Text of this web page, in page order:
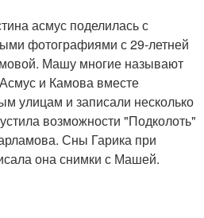
асмус поделилась с
фотографиями с 29-летней
Машу многие называют
и Камова вместе
улицам и записали несколько
возможности "Подколоть"
Сны Гарика при
она снимки с Машей.